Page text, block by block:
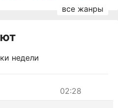
недели
02:28